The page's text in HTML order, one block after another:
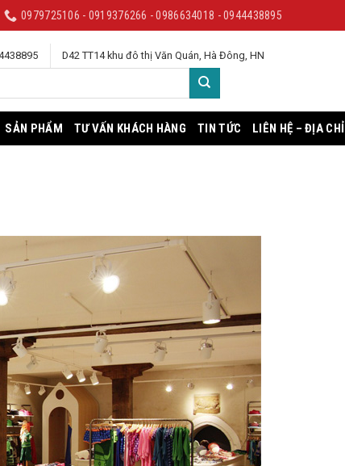
0979725106 - 0919376266 - 0986634018 - 0944438895
D42 TT14 khu đô thị Văn Quán, Hà Đông, HN
SẢN PHẨM TƯ VẤN KHÁCH HÀNG TIN TỨC LIÊN HỆ – ĐỊA CHỈ